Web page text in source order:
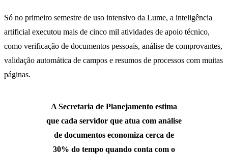
Só no primeiro semestre de uso intensivo da Lume, a inteligência
artificial executou mais de cinco mil atividades de apoio técnico,
como verificação de documentos pessoais, análise de comprovantes,
validação automática de campos e resumos de processos com muitas
páginas.
A Secretaria de Planejamento estima
que cada servidor que atua com análise
de documentos economiza cerca de
30% do tempo quando conta com o